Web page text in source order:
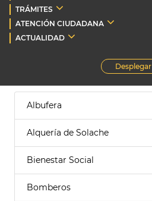
TRÁMITES
ATENCIÓN CIUDADANA
ACTUALIDAD
Desplegar
Albufera
Alquería de Solache
Bienestar Social
Bomberos